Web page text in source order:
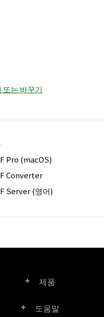
또는 바꾸기
Pro (macOS)
Converter
Server (영어)
제품
도움말